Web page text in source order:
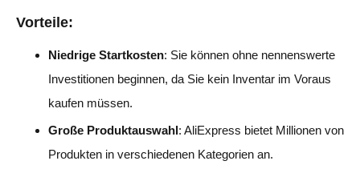
Vorteile:
Niedrige Startkosten: Sie können ohne nennenswerte
Investitionen beginnen, da Sie kein Inventar im Voraus
kaufen müssen.
Große Produktauswahl: AliExpress bietet Millionen von
Produkten in verschiedenen Kategorien an.